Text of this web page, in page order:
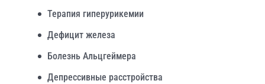
Терапия гиперурикемии
Дефицит железа
Болезнь Альцгеймера
Депрессивные расстройства